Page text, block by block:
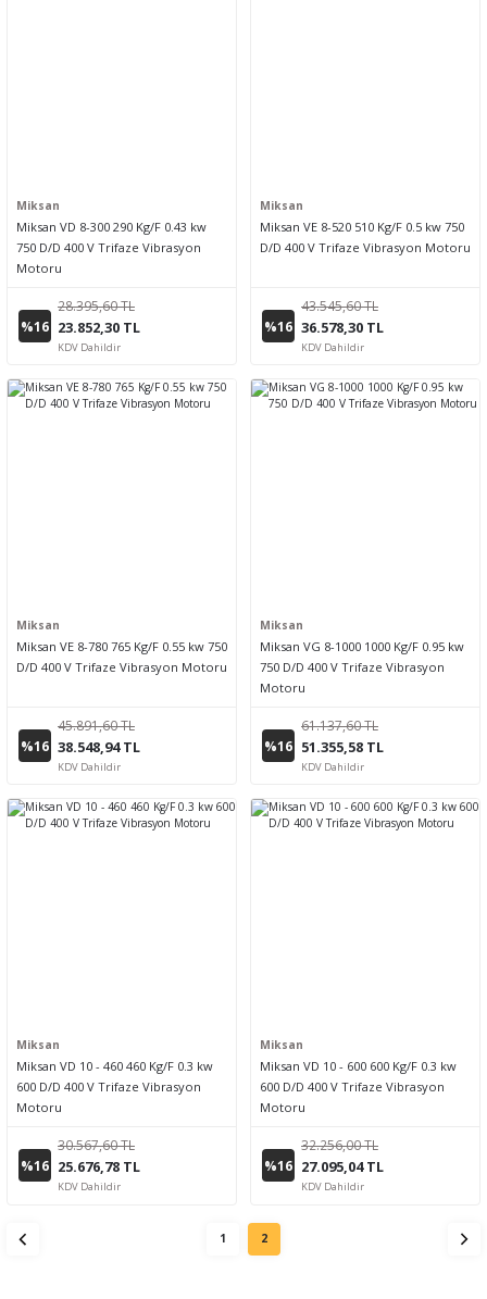
Miksan
Miksan VD 8-300 290 Kg/F 0.43 kw
750 D/D 400 V Trifaze Vibrasyon
Motoru
%16
28.395,60 TL
23.852,30 TL
KDV Dahildir
Miksan
Miksan VE 8-520 510 Kg/F 0.5 kw 750
D/D 400 V Trifaze Vibrasyon Motoru
%16
43.545,60 TL
36.578,30 TL
KDV Dahildir
Miksan
Miksan VE 8-780 765 Kg/F 0.55 kw 750
D/D 400 V Trifaze Vibrasyon Motoru
%16
45.891,60 TL
38.548,94 TL
KDV Dahildir
Miksan
Miksan VG 8-1000 1000 Kg/F 0.95 kw
750 D/D 400 V Trifaze Vibrasyon
Motoru
%16
61.137,60 TL
51.355,58 TL
KDV Dahildir
Miksan
Miksan VD 10 - 460 460 Kg/F 0.3 kw
600 D/D 400 V Trifaze Vibrasyon
Motoru
%16
30.567,60 TL
25.676,78 TL
KDV Dahildir
Miksan
Miksan VD 10 - 600 600 Kg/F 0.3 kw
600 D/D 400 V Trifaze Vibrasyon
Motoru
%16
32.256,00 TL
27.095,04 TL
KDV Dahildir
1 2